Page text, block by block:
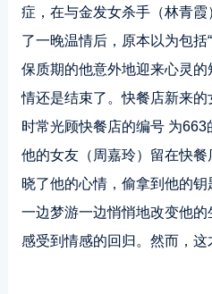
症，在与金发女杀手（林青
了一晚温情后，原本以为包括
保质期的他意外地迎来心灵
情还是结束了。快餐店新来
时常光顾快餐店的编号 为
他的女友（周嘉玲）留在快餐
晓了他的心情，偷拿到他的钥
一边梦游一边悄悄地改变他
感受到情感的回归。然而，这